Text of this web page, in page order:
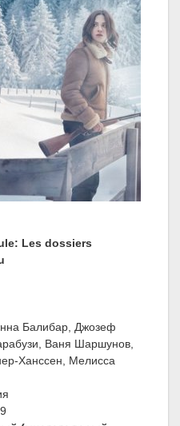
Les dossiers
Балибар, Джозеф
Ваня Шаршунов,
Ханссен, Мелисса